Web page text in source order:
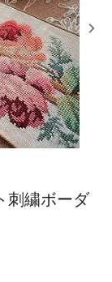
刺繍ボーダ